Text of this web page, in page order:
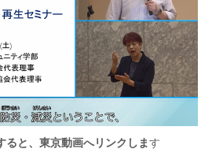
ると、東京動画へリンクします